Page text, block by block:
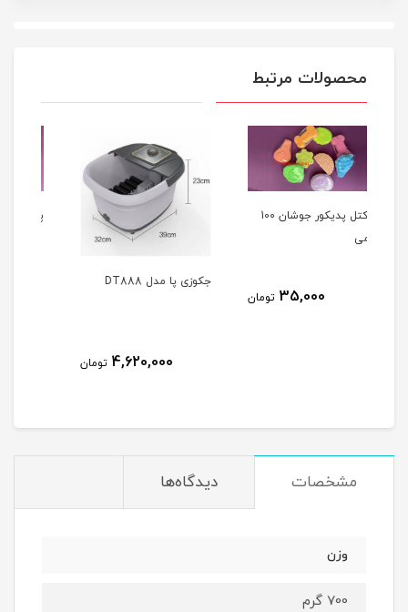
محصولات مرتبط
پد بين انگشت پديکور
مشخصات دیدگاه‌ها
وزن
700 گرم